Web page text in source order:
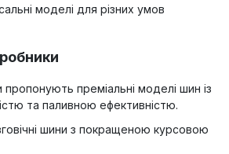
моделі для різних умов
преміальні моделі шин із
та паливною ефективністю.
шини з покращеною курсовою